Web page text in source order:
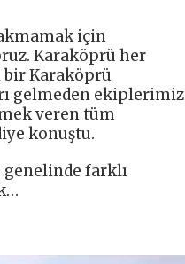
için
Karaköprü her
bir Karaköprü
gelmeden ekiplerimiz
veren tüm
konuştu.
farklı